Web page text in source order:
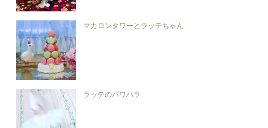
マカロンタワーとラッテちゃん
ラッテのパワハラ